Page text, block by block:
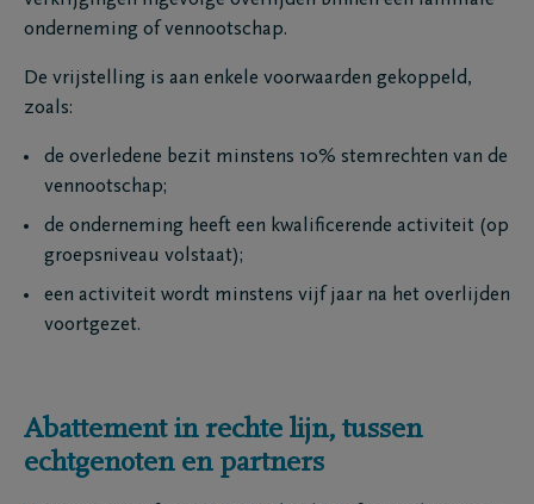
onderneming of vennootschap.
De vrijstelling is aan enkele voorwaarden gekoppeld,
zoals:
de overledene bezit minstens 10% stemrechten van de
vennootschap;
de onderneming heeft een kwalificerende activiteit (op
groepsniveau volstaat);
een activiteit wordt minstens vijf jaar na het overlijden
voortgezet.
Abattement in rechte lijn, tussen
echtgenoten en partners